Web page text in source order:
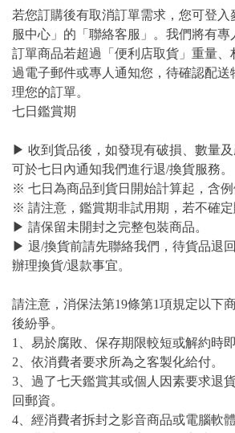
若您訂購後有取消訂單需求，您可登入
服中心」的「聯絡客服」。我們將有專
訂單商品若超過「便利店取貨」重量、
過電子郵件或專人通知您，待確認配送
理您的訂單。
七日鑑賞期
▶ 收到貨品後，如發現有破損、數量及
可於七日內通知我們進行退/換貨服務。
※ 七日為商品到貨日開始計算起，含例
※ 請注意，鑑賞期非試用期，若不確定
▶ 請保留未開封之完整包裝商品。
▶ 退/換貨前請先聯絡我們，待貨品退
辦理換貨/退款事宜。
請注意，消保法第19條第1項規定以下
後紛爭。
1、易於腐敗、保存期限較短或解約時即
2、依消費者要求所為之客製化給付。
3、過了七天鑑賞其或個人因素要求退
回郵資。
4、經消費者拆封之影音商品或電腦軟體